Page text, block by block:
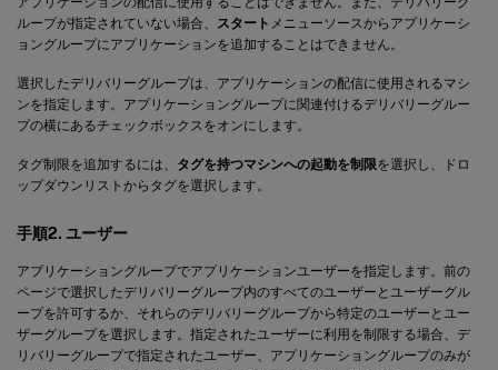
ループが指定されていない場合、
スタート メニューソースからアプリケーシ
ョングループにアプリケーションを追加することはできません。
選択したデリバリーグループは、アプリケーションの配信に使用されるマシ
ンを指定します。アプリケーショングループに関連付けるデリバリーグルー
プの横にあるチェックボックスをオンにします。
タグ制限を追加するには、 タグを持つマシンへの起動を制限を選択し、ドロ
ップダウンリストからタグを選択します。
手順2. ユーザー
アプリケーショングループでアプリケーションユーザーを指定します。前の
ページで選択したデリバリーグループ内のすべてのユーザーとユーザーグル
ープを許可するか、それらのデリバリーグループから特定のユーザーとユー
ザーグループを選択します。指定されたユーザーに利用を制限する場合、デ
リバリーグループで指定されたユーザー、アプリケーショングループのみが